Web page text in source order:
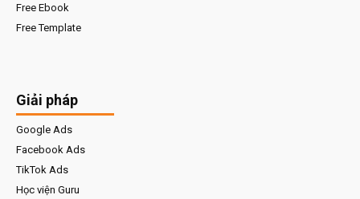
Free Ebook
Free Template
Giải pháp
Google Ads
Facebook Ads
TikTok Ads
Học viện Guru